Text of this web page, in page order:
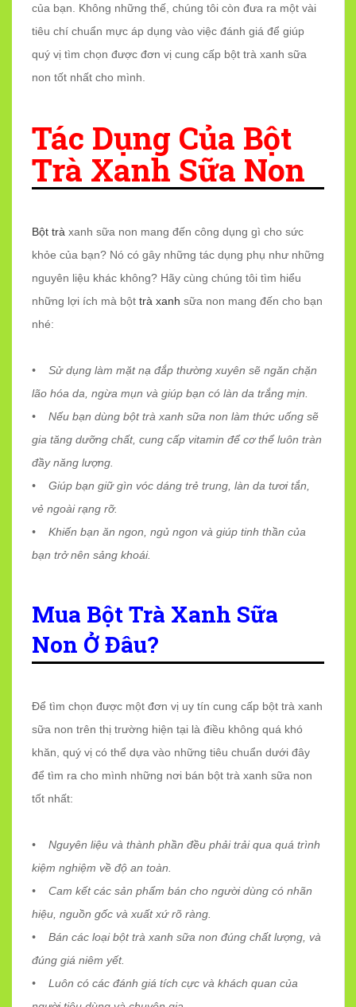
của bạn. Không những thế, chúng tôi còn đưa ra một vài
tiêu chí chuẩn mực áp dụng vào việc đánh giá để giúp
quý vị tìm chọn được đơn vị cung cấp bột trà xanh sữa
non tốt nhất cho mình.
Tác Dụng Của Bột
Trà Xanh Sữa Non
Bột trà xanh sữa non mang đến công dụng gì cho sức
khỏe của bạn? Nó có gây những tác dụng phụ như những
nguyên liệu khác không? Hãy cùng chúng tôi tìm hiểu
những lợi ích mà bột trà xanh sữa non mang đến cho bạn
nhé:
• Sử dụng làm mặt nạ đắp thường xuyên sẽ ngăn chặn
lão hóa da, ngừa mụn và giúp bạn có làn da trắng mịn.
• Nếu bạn dùng bột trà xanh sữa non làm thức uống sẽ
gia tăng dưỡng chất, cung cấp vitamin để cơ thể luôn tràn
đầy năng lượng.
• Giúp bạn giữ gìn vóc dáng trẻ trung, làn da tươi tắn,
vẻ ngoài rạng rỡ.
• Khiến bạn ăn ngon, ngủ ngon và giúp tinh thần của
bạn trở nên sảng khoái.
Mua Bột Trà Xanh Sữa
Non Ở Đâu?
Để tìm chọn được một đơn vị uy tín cung cấp bột trà xanh
sữa non trên thị trường hiện tại là điều không quá khó
khăn, quý vị có thể dựa vào những tiêu chuẩn dưới đây
để tìm ra cho mình những nơi bán bột trà xanh sữa non
tốt nhất:
• Nguyên liệu và thành phần đều phải trải qua quá trình
kiệm nghiệm về độ an toàn.
• Cam kết các sản phẩm bán cho người dùng có nhãn
hiệu, nguồn gốc và xuất xứ rõ ràng.
• Bán các loại bột trà xanh sữa non đúng chất lượng, và
đúng giá niêm yết.
• Luôn có các đánh giá tích cực và khách quan của